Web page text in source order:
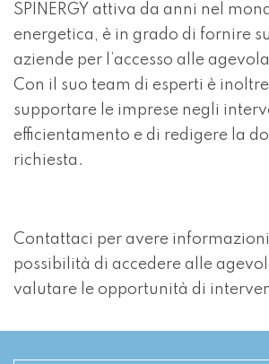
SPINERGY attiva da anni nel
energetica, è in grado di fornire
aziende per l’accesso alle
Con il suo team di esperti è
supportare le imprese negli
efficientamento e di redigere la
richiesta.
Contattaci per avere
possibilità di accedere alle
valutare le opportunità di